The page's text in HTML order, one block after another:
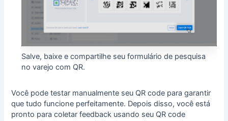
Salve, baixe e compartilhe seu formulário de pesquisa
no varejo com QR.
Você pode testar manualmente seu QR code para garantir
que tudo funcione perfeitamente. Depois disso, você está
pronto para coletar feedback usando seu QR code